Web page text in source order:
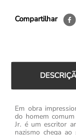
Compartilhar
Em obra
do homem
Jr. é um escritor
nazismo chega